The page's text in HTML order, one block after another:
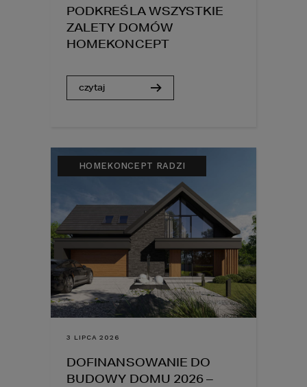
PODKREŚLA WSZYSTKIE
ZALETY DOMÓW
HOMEKONCEPT
czytaj
HOMEKONCEPT RADZI
3 LIPCA 2026
DOFINANSOWANIE DO
BUDOWY DOMU 2026 –